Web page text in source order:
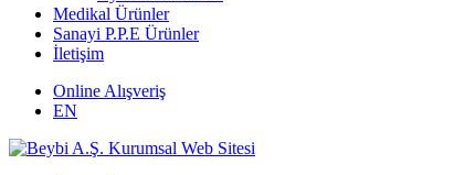
Medikal Ürünler
Sanayi P.P.E Ürünler
İletişim
Online Alışveriş
EN